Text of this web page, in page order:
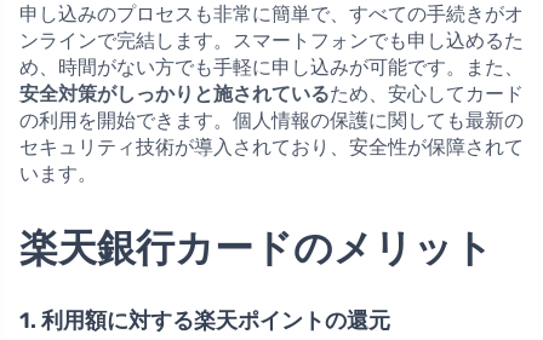
申し込みのプロセスも非常に簡単で、すべての手続きがオ
ンラインで完結します。スマートフォンでも申し込めるた
め、時間がない方でも手軽に申し込みが可能です。また、
安全対策がしっかりと施されているため、安心してカード
の利用を開始できます。個人情報の保護に関しても最新の
セキュリティ技術が導入されており、安全性が保障されて
います。
楽天銀行カードのメリット
1. 利用額に対する楽天ポイントの還元